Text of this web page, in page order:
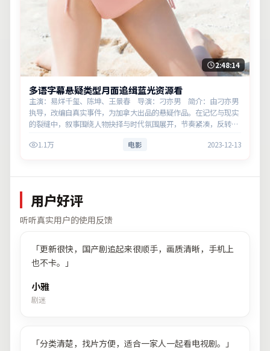
2:48:14
多语字幕悬疑类型月面追缉蓝光资源看
主演：易烊千玺、陈坤、王景春 导演：刁亦男 简介：由刁亦男
执导，改编自真实事件，为加拿大出品的悬疑作品。在记忆与现实
的裂缝中，叙事围绕人物抉择与时代氛围展开，节奏紧凑，反转不
1.1万 电影 2023-12-13
用户好评
听听真实用户的使用反馈
「更新很快，国产剧追起来很顺手，画质清晰，手机上
也不卡。
」
小雅
剧迷
「分类清楚，找片方便，适合一家人一起看电视剧。 」